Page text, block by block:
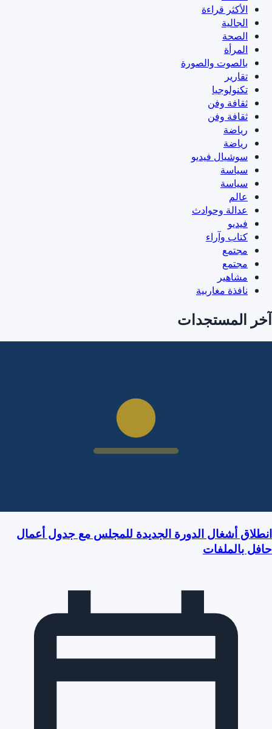
الأكثر قراءة
الجالية
الصحة
المرأة
بالصوت والصورة
تقارير
تكنولوجيا
ثقافة وفن
ثقافة وفن
رياضة
رياضة
سوشيال فيديو
سياسة
سياسة
عالم
عدالة وحوادث
فيديو
كتاب وآراء
مجتمع
مجتمع
مشاهير
نافذة مغاربية
آخر المستجدات
انطلاق أشغال الدورة الجديدة للمجلس مع جدول أعمال
حافل بالملفات